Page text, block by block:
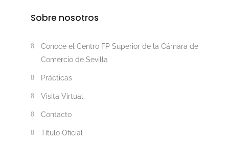
Sobre nosotros
Conoce el Centro FP Superior de la Cámara de
Comercio de Sevilla
Prácticas
Visita Virtual
Contacto
Título Oficial